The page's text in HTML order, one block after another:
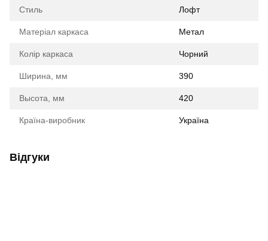
Стиль Лофт
Матеріал каркаса Метал
Колір каркаса Чорний
Ширина, мм 390
Высота, мм 420
Країна-виробник Україна
Відгуки